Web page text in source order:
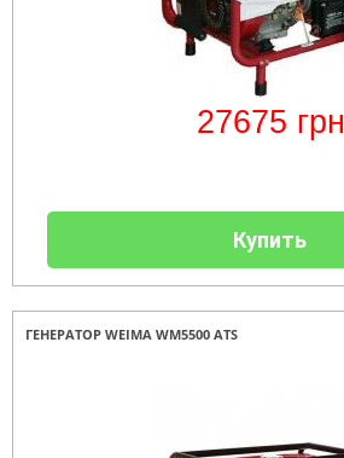
27675 грн
Купить
ГЕНЕРАТОР WEIMA WM5500 ATS